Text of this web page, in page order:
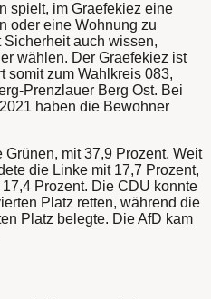
spielt, im Graefekiez eine
oder eine Wohnung zu
Sicherheit auch wissen,
wählen. Der Graefekiez ist
somit zum Wahlkreis 083,
Prenzlauer Berg Ost. Bei
haben die Bewohner
mit 37,9 Prozent. Weit
die Linke mit 17,7 Prozent,
Prozent. Die CDU konnte
Platz retten, während die
Platz belegte. Die AfD kam